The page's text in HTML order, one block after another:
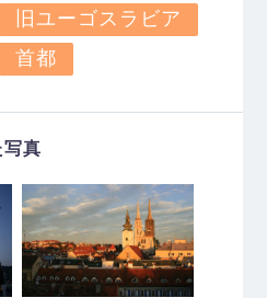
旧ユーゴスラビア
首都
写真